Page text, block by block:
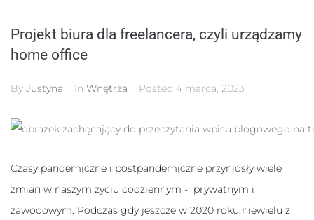
Projekt biura dla freelancera, czyli urządzamy
home office
By Justyna In Wnętrza Posted 4 marca, 2023
Czasy pandemiczne i postpandemiczne przyniosły wiele
zmian w naszym życiu codziennym - prywatnym i
zawodowym. Podczas gdy jeszcze w 2020 roku niewielu z
podczas
przejścia na nią.
te pliki cookie,
niektóre funkcje
internetowej.
Marketing
swoje
zainteresowania i